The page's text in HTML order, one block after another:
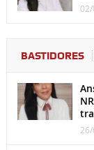
BASTIDORES